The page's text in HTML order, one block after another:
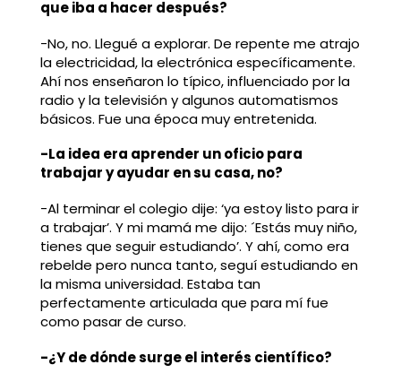
que iba a hacer después?
-No, no. Llegué a explorar. De repente me atrajo
la electricidad, la electrónica específicamente.
Ahí nos enseñaron lo típico, influenciado por la
radio y la televisión y algunos automatismos
básicos. Fue una época muy entretenida.
-La idea era aprender un oficio para
trabajar y ayudar en su casa, no?
-Al terminar el colegio dije: ‘ya estoy listo para ir
a trabajar’. Y mi mamá me dijo: ´Estás muy niño,
tienes que seguir estudiando’. Y ahí, como era
rebelde pero nunca tanto, seguí estudiando en
la misma universidad. Estaba tan
perfectamente articulada que para mí fue
como pasar de curso.
-¿Y de dónde surge el interés científico?